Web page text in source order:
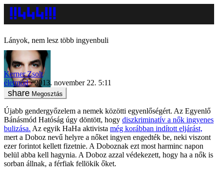
Lányok, nem lesz több ingyenbuli
Kerner Zsolt
életmód
2013. november 22. 5:11
Megosztás
Újabb gendergyőzelem a nemek közötti egyenlőségért. Az Egyenlő
Bánásmód Hatóság úgy döntött, hogy diszkriminatív a nők ingyenes
bulizása. Az egyik HaHa aktivista még korábban indított eljárást,
mert a Doboz nevű helyre a nőket ingyen engedték be, neki viszont
ezer forintot kellett fizetnie. A Doboznak ezt most harminc napon
belül abba kell hagynia. A Doboz azzal védekezett, hogy ha a nők is
sorban állnak, a férfiak fellökik őket.